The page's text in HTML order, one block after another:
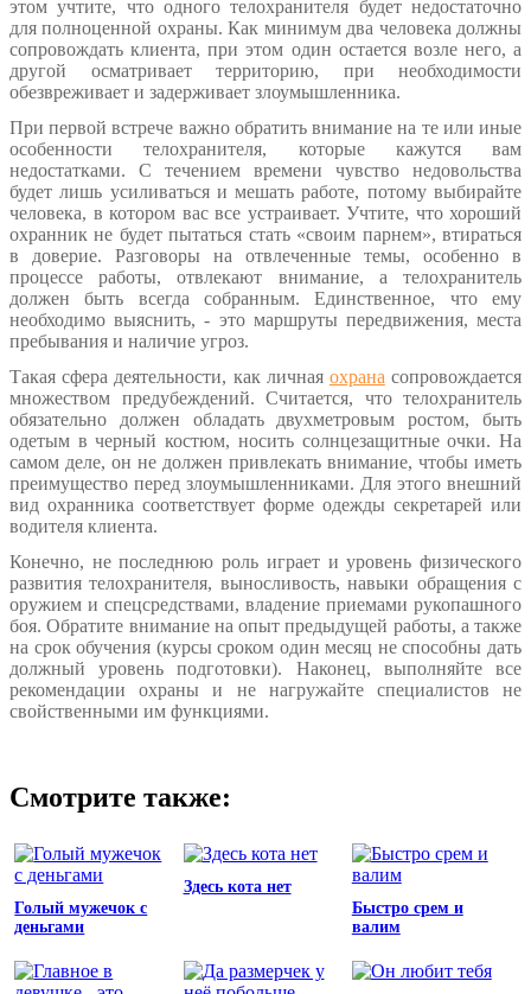
этом учтите, что одного телохранителя будет недостаточно
для полноценной охраны. Как минимум два человека должны
сопровождать клиента, при этом один остается возле него, а
другой осматривает территорию, при необходимости
обезвреживает и задерживает злоумышленника.
При первой встрече важно обратить внимание на те или иные
особенности телохранителя, которые кажутся вам
недостатками. С течением времени чувство недовольства
будет лишь усиливаться и мешать работе, потому выбирайте
человека, в котором вас все устраивает. Учтите, что хороший
охранник не будет пытаться стать «своим парнем», втираться
в доверие. Разговоры на отвлеченные темы, особенно в
процессе работы, отвлекают внимание, а телохранитель
должен быть всегда собранным. Единственное, что ему
необходимо выяснить, - это маршруты передвижения, места
пребывания и наличие угроз.
Такая сфера деятельности, как личная охрана сопровождается
множеством предубеждений. Считается, что телохранитель
обязательно должен обладать двухметровым ростом, быть
одетым в черный костюм, носить солнцезащитные очки. На
самом деле, он не должен привлекать внимание, чтобы иметь
преимущество перед злоумышленниками. Для этого внешний
вид охранника соответствует форме одежды секретарей или
водителя клиента.
Конечно, не последнюю роль играет и уровень физического
развития телохранителя, выносливость, навыки обращения с
оружием и спецсредствами, владение приемами рукопашного
боя. Обратите внимание на опыт предыдущей работы, а также
на срок обучения (курсы сроком один месяц не способны дать
должный уровень подготовки). Наконец, выполняйте все
рекомендации охраны и не нагружайте специалистов не
свойственными им функциями.
Смотрите также:
Голый мужечок с
деньгами
Здесь кота нет
Быстро срем и
валим